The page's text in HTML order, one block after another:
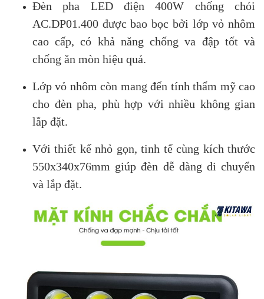
Đèn pha LED điện 400W chống chói
AC.DP01.400 được bao bọc bởi lớp vỏ nhôm
cao cấp, có khả năng chống va đập tốt và
chống ăn mòn hiệu quả.
Lớp vỏ nhôm còn mang đến tính thẩm mỹ cao
cho đèn pha, phù hợp với nhiều không gian
lắp đặt.
Với thiết kế nhỏ gọn, tinh tế cùng kích thước
550x340x76mm giúp đèn dễ dàng di chuyển
và lắp đặt.